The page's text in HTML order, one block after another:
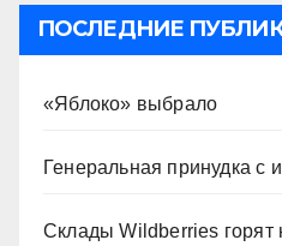
ПОСЛЕДНИЕ
«Яблоко» выбрало
Генеральная принудка с
Склады Wildberries горят